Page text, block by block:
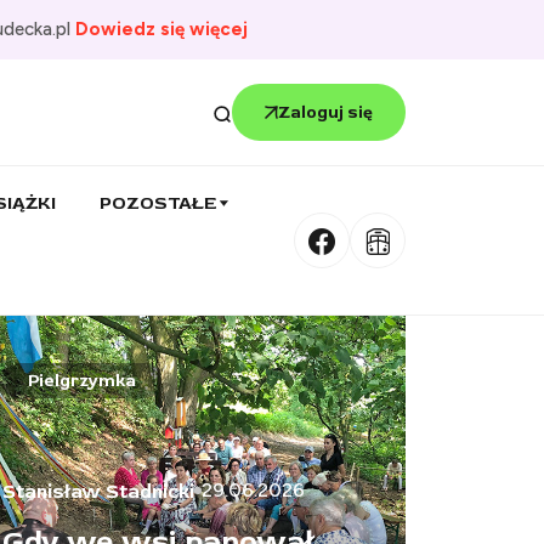
Dowiedz się więcej
Zaloguj się
POZOSTAŁE
Konferencja
Stanisław Stadnicki 08.06.2026
Kolej bez granic.